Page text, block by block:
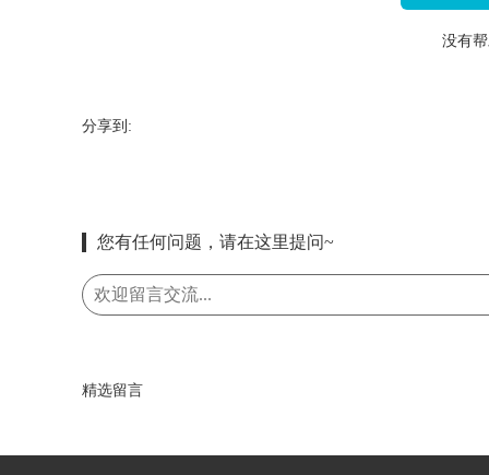
没有
分享到:
您有任何问题，请在这里提问~
精选留言